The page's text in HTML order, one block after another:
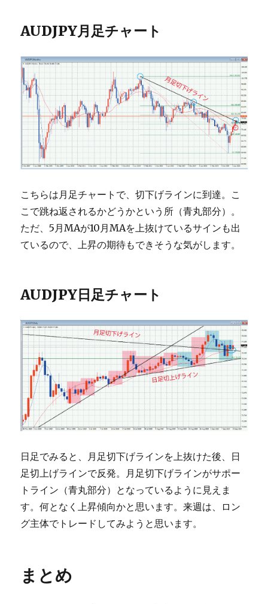
AUDJPY月足チャート
こちらは月足チャートで、切下げラインに到達。こ
こで跳ね返されるかどうかという所（青丸部分）。
ただ、5月MAが10月MAを上抜けているサインも出
ているので、上昇の期待もできそうな気がします。
AUDJPY日足チャート
日足でみると、月足切下げラインを上抜けた後、日
足切上げラインで反発。月足切下げラインがサポー
トライン（青丸部分）となっているように見えま
す。何となく上昇傾向かと思います。来週は、ロン
グ主体でトレードしてみようと思います。
まとめ